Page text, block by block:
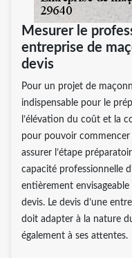
Mesurer le
entreprise de
devis
Pour un projet de
indispensable pour le
l’élévation du coût et la
pour pouvoir commencer
assurer l’étape
capacité professionnelle
entièrement
devis. Le devis d’une
doit adapter à la nature
également à ses attentes.